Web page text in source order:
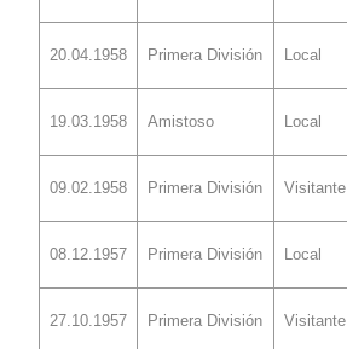
20.04.1958 Primera División Local
19.03.1958 Amistoso Local
09.02.1958 Primera División Visitante
08.12.1957 Primera División Local
27.10.1957 Primera División Visitante